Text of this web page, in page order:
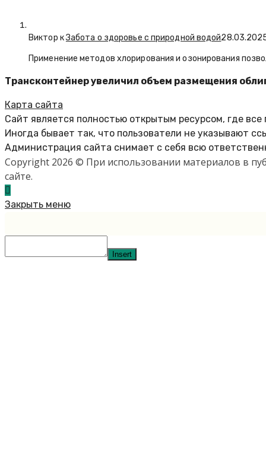
Виктор кЗабота о здоровье с природной водой
Применение методов хлорирования и озонирования
Трансконтейнер увеличил объем размещения
Карта сайта
Сайт является полностью открытым ресурсом, где
Иногда бывает так, что пользователи не указывают
Администрация сайта снимает с себя всю
Copyright 2026 © При использовании материалов в
сайте.
Закрыть меню
Insert